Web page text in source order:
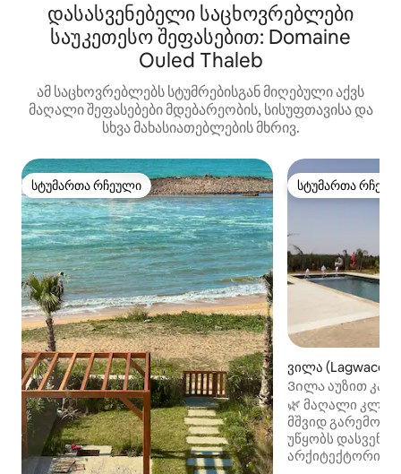
დასასვენებელი საცხოვრებლები
საუკეთესო შეფასებით: Domaine
Ouled Thaleb
ამ საცხოვრებლებს სტუმრებისგან მიღებული აქვს
მაღალი შეფასებები მდებარეობის, სისუფთავისა და
სხვა მახასიათებლების მხრივ.
სტუმართა რჩეული
სტუმართა რჩეული სტუმართა
სტუმართა
ვილა
Ვილა აუზით
🌿 მაღალი
მშვიდ
უწყობს
არქიტექტორის